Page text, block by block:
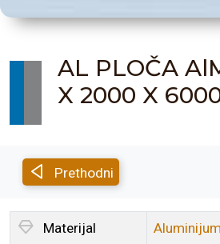
AL PLOČA
X 2000 X
Prethodni
Materijal Aluminijum